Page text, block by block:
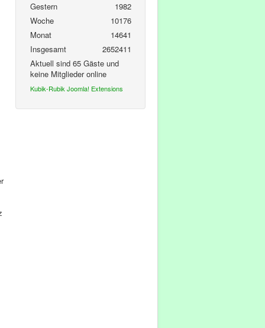
Gestern
1982
Woche
10176
Monat
14641
Insgesamt
2652411
Aktuell sind 65 Gäste und
keine Mitglieder online
Kubik-Rubik Joomla! Extensions